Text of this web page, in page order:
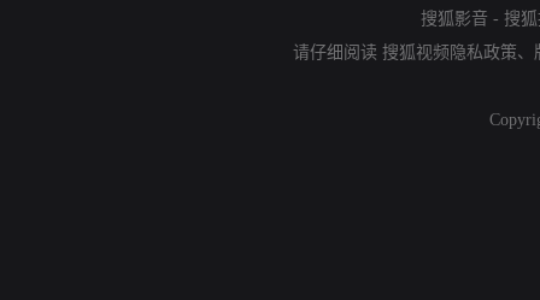
搜狐影音 - 搜
请仔细阅读 搜狐视频隐私政策、